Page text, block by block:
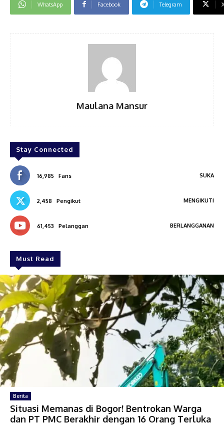
WhatsApp Facebook Telegram
Maulana Mansur
Stay Connected
16,985 Fans SUKA
2,458 Pengikut MENGIKUTI
61,453 Pelanggan BERLANGGANAN
Must Read
Berita
Situasi Memanas di Bogor! Bentrokan Warga
dan PT PMC Berakhir dengan 16 Orang Terluka